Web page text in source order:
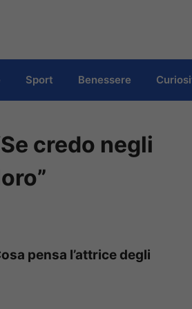
Sport Benessere
credo negli
pensa l’attrice degli